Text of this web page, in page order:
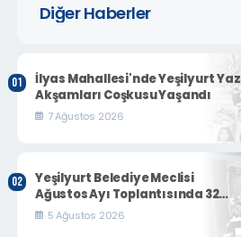
Diğer Haberler
İlyas Mahallesi'nde Yeşilyurt Yaz
Akşamları Coşkusu Yaşandı
7 Ağustos 2026
Yeşilyurt Belediye Meclisi
Ağustos Ayı Toplantısında 32
Gündem Maddesi Karara
Bağlandı
5 Ağustos 2026